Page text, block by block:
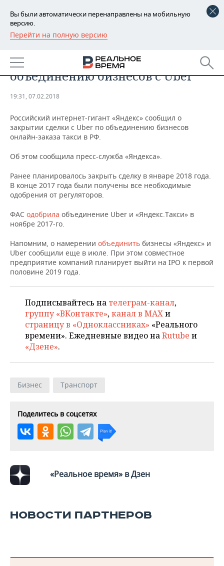
Вы были автоматически перенаправлены на мобильную
версию.
Перейти на полную версию
РЕГИОНЫ
БАШКОРТОСТАН
ТАТАРСТАН
НОВОСТИ
АНАЛИТИКА
ДЕКЛАРАЦИИ О ДОХОДАХ
ВУЗЫ ТАТАРСТАНА
КОМУ ПРИНАДЛЕЖАТ
ТАТАРСТАНА
НОВОСТИ ЭКОНОМИКИ
БАНКИ
БЮДЖЕТ
ИНВЕСТИЦИИ
ПРОМЫШЛЕННОСТЬ
ПРОМЫШЛЕННОСТИ
АГРОПРОМ
НЕФТЕХИМИЯ
НЕФТЬ
ОПК
НЕДВИЖИМОСТЬ
НОВОСТИ НЕДВИЖИМОСТИ
АВТО
НОВОСТИ АВТО
БИЗНЕС
НОВОСТИ БИЗНЕСА
РОЗНИЧНАЯ ТОРГОВЛЯ
ТРАНСПОРТ
УСЛУГИ
ТЕХНОЛОГИИ
НОВОСТИ ТЕХНОЛОГИЙ
IT
МЕДИА
ТЕЛЕКОММУНИКАЦИИ
МЕРОПРИЯТИЯ
НОВОСТИ МЕРОПРИЯТИЙ
ВЫЕЗДНАЯ РЕДАКЦИЯ
БИЗНЕС-БРАНЧИ
ONLINE-КОНФЕРЕНЦИИ
СПОРТ
НОВОСТИ СПОРТА
ФУТБОЛ
ХОККЕЙ
ВОЛЕЙБОЛ
ФИГУРНОЕ КАТАНИЕ
ХОККЕЙ С МЯЧОМ
ОБЩЕСТВО
НОВОСТИ ОБЩЕСТВА
ВЛАСТЬ
ИСТОРИЯ
МЕДИЦИНА
ПРОИСШЕСТВИЯ
ФОТОГАЛЕРЕЯ
СЮЖЕТЫ
СПИСОК ПЕРСОН
ПОЛНАЯ ВЕРСИЯ
«Яндекс» закрыл сделку по
объединению бизнесов с Uber
19:31, 07.02.2018
Российский интернет-гигант «Яндекс» сообщил о
закрытии сделки с Uber по объединению бизнесов
онлайн-заказа такси в РФ.
Об этом сообщила пресс-служба «Яндекса».
Ранее планировалось закрыть сделку в январе 2018 года.
В конце 2017 года были получены все необходимые
одобрения от регуляторов.
ФАС одобрила объединение Uber и «Яндекс.Такси» в
ноябре 2017-го.
Напомним, о намерении объединить бизнесы «Яндекс» и
Uber сообщили еще в июле. При этом совместное
предприятие компаний планирует выйти на IPO к первой
половине 2019 года.
Подписывайтесь на телеграм-канал,
группу «ВКонтакте»,канал в MAXи
страницу в «Одноклассниках» «Реального
времени». Ежедневные видео наRutube и
«Дзене».
Бизнес Транспорт
Поделитесь в соцсетях
«Реальное время» в Дзен
НОВОСТИ ПАРТНЕРОВ